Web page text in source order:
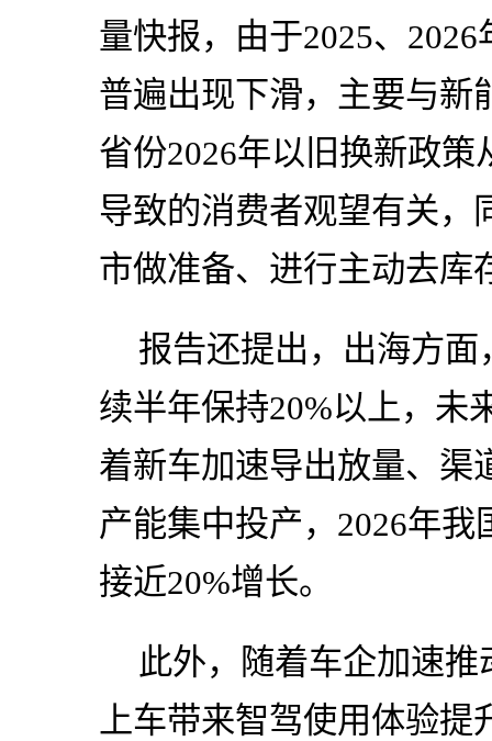
量快报，由于2025、
普遍出现下滑，主要与新
省份2026年以旧换新政
导致的消费者观望有关，
市做准备、进行主动去库
报告还提出，出海方
续半年保持20%以上，未
着新车加速导出放量、渠
产能集中投产，2026年
接近20%增长。
此外，随着车企加速
上车带来智驾使用体验提